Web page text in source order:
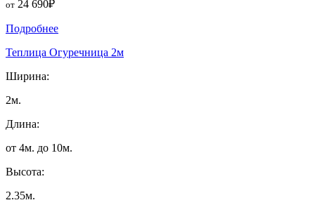
от 24 690₽
Подробнее
Теплица Огуречница 2м
Ширина:
2м.
Длина:
от 4м. до 10м.
Высота:
2.35м.